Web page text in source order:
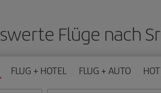
Flüge nach
FLUG + HOTEL FLUG + AUTO